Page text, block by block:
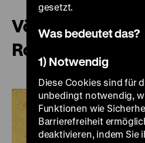
Völkermord an
Roma
gesetzt.
Was bedeutet das?
1) Notwendig
Diese Cookies sind für
unbedingt notwendig,
Funktionen wie
Barrierefreiheit
deaktivieren, indem Sie